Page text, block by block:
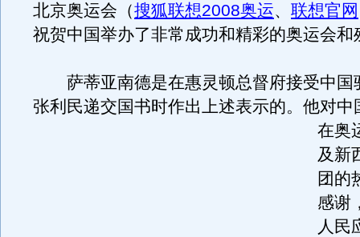
北京奥运会（搜狐联想2008奥运、 联想官网
祝贺中国举办了非常成功和精彩的奥运会和
萨蒂亚南德是在惠灵顿总督府接受中国
张利民递交国书时作出上述表示的。 他对中
在奥
及新
团的
感谢
人民